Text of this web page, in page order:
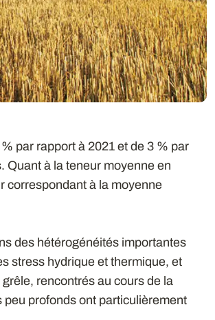
par rapport à 2021 et de 3 % par
Quant à la teneur moyenne en
correspondant à la moyenne
des hétérogénéités importantes
stress hydrique et thermique, et
rencontrés au cours de la
profonds ont particulièrement